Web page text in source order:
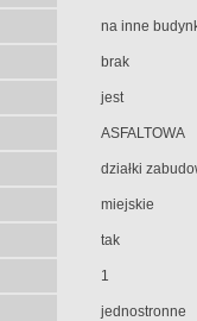
na inne
brak
jest
ASFALTOWA
działki
miejskie
tak
1
jednostronne